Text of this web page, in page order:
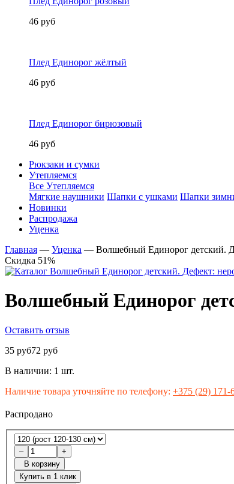
46 руб
Плед Единорог жёлтый
46 руб
Плед Единорог бирюзовый
46 руб
Рюкзаки и сумки
Утепляемся
Все Утепляемся
Мягкие наушники Шапки с ушками Шапки
Новинки
Распродажа
Уценка
Главная — Уценка — Волшебный Единорог детский.
Скидка 51%
Волшебный Единорог
Оставить отзыв
35 руб72 руб
В наличии: 1 шт.
Наличие товара уточняйте по телефону: +375 (29) 171-
Распродано
–
+
В корзину
Купить в 1 клик